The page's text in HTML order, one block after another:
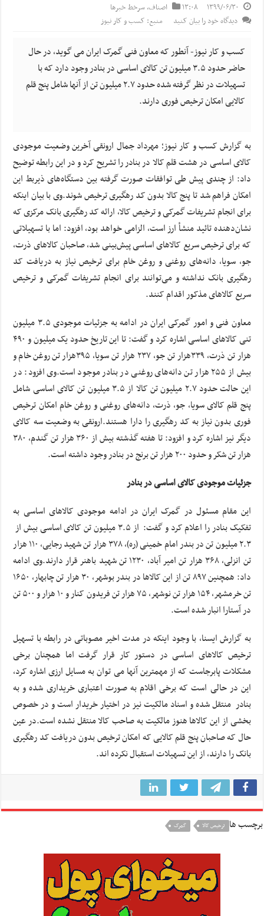
۱۳۹۹/۰۶/۳۰ ۱۳:۰۸ اصناف,سرخط خبرها
دیدگاه خود را بیان کنید
منبع: کسب و کار نیوز
کسب و کار نیوز- آنطور که معاون فنی گمرک ایران می گوید، در حال
حاضر حدود ۳.۵ میلیون تن کالای اساسی در بنادر وجود دارد که با
تسهیلات در نظر گرفته شده حدود ۲.۷ میلیون تن از آنها شامل پنج قلم
کالایی امکان ترخیص فوری دارند.
به گزارش کسب و کار نیوز؛ مهرداد جمال ارونقی آخرین وضعیت موجودی
کالای اساسی در هشت قلم کالا در بنادر را تشریح کرد و در این رابطه توضیح
داد: از چندی پیش طی توافقات صورت گرفته بین دستگاه‌های ذیربط این
امکان فراهم شد تا پنج کالا بدون کد رهگیری ترخیص شوند.وی با بیان اینکه
برای انجام تشریفات گمرکی و ترخیص کالا، ارائه کد رهگیری بانک مرکزی که
نشان‌دهنده تائید منشأ ارز است، الزامی خواهد بود، افزود: اما با تسهیلاتی
که برای ترخیص سریع کالاهای اساسی پیش‌بینی شد، صاحبان کالاهای ذرت،
جو، سویا، دانه‌های روغنی و روغن خام برای ترخیص نیاز به دریافت کد
رهگیری بانک نداشته و می‌توانند برای انجام تشریفات گمرکی و ترخیص
سریع کالاهای مذکور اقدام کنند.
معاون فنی و امور گمرکی ایران در ادامه به جزئیات موجودی ۳.۵ میلیون
تنی کالاهای اساسی اشاره کرد و گفت: تا این تاریخ حدود یک میلیون و ۴۹۰
هزار تن ذرت، ۳۳۹هزار تن جو، ۲۳۷ هزار تن سویا، ۳۹۵هزار تن روغن خام و
بیش‌ از ۲۵۵ هزار تن دانه‌های روغنی در بنادر موجود است.وی افزود: در
این حالت حدود ۲.۷ میلیون تن کالا از ۳.۵ میلیون تن کالای اساسی شامل
پنج قلم کالای سویا، جو، ذرت، دانه‌های روغنی و روغن خام امکان ترخیص
فوری بدون نیاز به کد رهگیری را دارا هستند.ارونقی به وضعیت سه کالای
دیگر نیز اشاره کرد و افزود: تا هفته گذشته بیش از ۳۶۰ هزار تن گندم، ۳۸۰
هزار تن شکر و حدود ۲۰۰ هزار تن برنج در بنادر وجود داشته است.
جزئیات موجودی کالای اساسی در بنادر
این مقام مسئول در گمرک ایران در ادامه موجودی کالاهای اساسی به
تفکیک بنادر را اعلام کرد و گفت: از ۳.۵ میلیون تن کالای اساسی بیش از
۲.۳ میلیون تن در بندر امام خمینی (ره)، ۳۷۸ هزار تن شهید رجایی، ۱۱۰ هزار
تن انزلی، ۳۶۸ هزار تن امیر آباد، ۱۲۳۰ تن شهید باهنر قرار دارند.وی ادامه
داد: همچنین ۸۹۷ تن از این کالاها در بندر بوشهر، ۳۰ هزار تن چابهار، ۱۶۵۰
تن خرمشهر، ۱۵۴ هزار تن نوشهر، ۷۵ هزار تن فریدون کنار و ۱۰ هزار و ۵۰۰ تن
در آستارا انبار شده است.
به گزارش ایسنا، با وجود اینکه در مدت اخیر مصوباتی در رابطه با تسهیل
ترخیص کالاهای اساسی در دستور کار قرار گرفت اما همچنان برخی
مشکلات پابرجاست که از مهمترین آنها می توان به مسایل ارزی اشاره کرد،
این در حالی است که برخی اقلام به صورت اعتباری خریداری شده و به
بنادر منتقل شده و اسناد مالکیت نیز در اختیار خریدار است و در خصوص
بخشی از این کالاها هنوز مالکیت به صاحب کالا منتقل نشده است.در عین
حال که صاحبان پنج قلم کالایی که امکان ترخیص بدون دریافت کد رهگیری
بانک را دارند، از این تسهیلات استقبال نکرده اند.
برچسب ها ترخیص کالا گمرک